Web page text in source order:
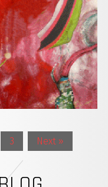
3 Next »